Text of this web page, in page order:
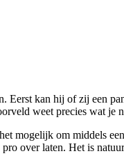
kan hij of zij een
weet precies wat
mogelijk om middels
over laten. Het is